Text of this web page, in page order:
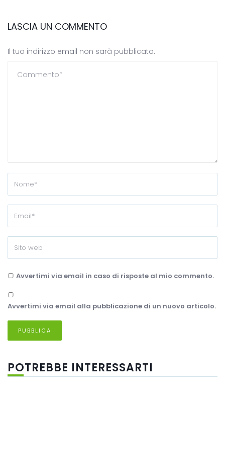
LASCIA UN COMMENTO
Il tuo indirizzo email non sarà pubblicato.
Avvertimi via email in caso di risposte al mio commento.
Avvertimi via email alla pubblicazione di un nuovo articolo.
POTREBBE INTERESSARTI